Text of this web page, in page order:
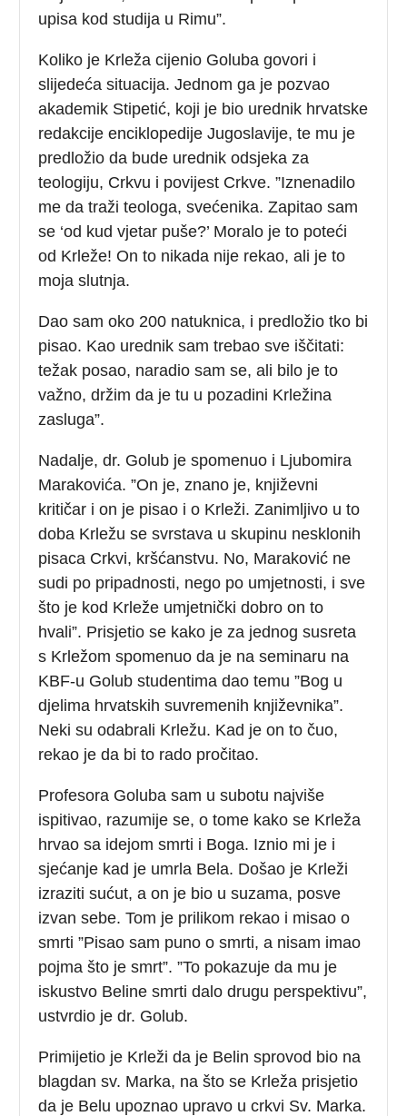
upisa kod studija u Rimu”.
Koliko je Krleža cijenio Goluba govori i
slijedeća situacija. Jednom ga je pozvao
akademik Stipetić, koji je bio urednik hrvatske
redakcije enciklopedije Jugoslavije, te mu je
predložio da bude urednik odsjeka za
teologiju, Crkvu i povijest Crkve. ”Iznenadilo
me da traži teologa, svećenika. Zapitao sam
se ‘od kud vjetar puše?’ Moralo je to poteći
od Krleže! On to nikada nije rekao, ali je to
moja slutnja.
Dao sam oko 200 natuknica, i predložio tko bi
pisao. Kao urednik sam trebao sve iščitati:
težak posao, naradio sam se, ali bilo je to
važno, držim da je tu u pozadini Krležina
zasluga”.
Nadalje, dr. Golub je spomenuo i Ljubomira
Marakovića. ”On je, znano je, književni
kritičar i on je pisao i o Krleži. Zanimljivo u to
doba Krležu se svrstava u skupinu nesklonih
pisaca Crkvi, kršćanstvu. No, Maraković ne
sudi po pripadnosti, nego po umjetnosti, i sve
što je kod Krleže umjetnički dobro on to
hvali”. Prisjetio se kako je za jednog susreta
s Krležom spomenuo da je na seminaru na
KBF-u Golub studentima dao temu ”Bog u
djelima hrvatskih suvremenih književnika”.
Neki su odabrali Krležu. Kad je on to čuo,
rekao je da bi to rado pročitao.
Profesora Goluba sam u subotu najviše
ispitivao, razumije se, o tome kako se Krleža
hrvao sa idejom smrti i Boga. Iznio mi je i
sjećanje kad je umrla Bela. Došao je Krleži
izraziti sućut, a on je bio u suzama, posve
izvan sebe. Tom je prilikom rekao i misao o
smrti ”Pisao sam puno o smrti, a nisam imao
pojma što je smrt”. ”To pokazuje da mu je
iskustvo Beline smrti dalo drugu perspektivu”,
ustvrdio je dr. Golub.
Primijetio je Krleži da je Belin sprovod bio na
blagdan sv. Marka, na što se Krleža prisjetio
da je Belu upoznao upravo u crkvi Sv. Marka.